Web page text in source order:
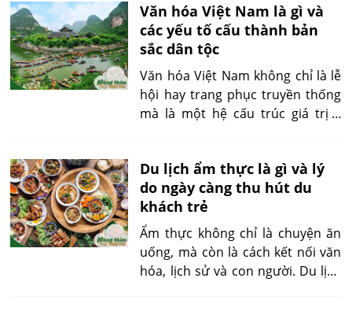
lẫn du lịch. Không chỉ là nơi trao
đổi nông sản, chợ nổi còn là
không gian gặp gỡ, giao lưu văn
hóa giữa cư dân địa phương và
du khách. Việc hiểu đúng chợ nổi
là gì sẽ giúp mỗi người trân trọng
hơn giá trị di sản văn hóa phi vật
Văn hóa Việt Nam là gì và
các yếu tố cấu thành bản
sắc dân tộc
Văn hóa Việt Nam không chỉ là lễ
hội hay trang phục truyền thống
mà là một hệ cấu trúc giá trị –
lịch sử. Bài viết này sẽ giải đáp
văn hóa Việt Nam là gì, phân tích
các yếu tố cấu thành, vai trò cùng
những hiểu lầm thường gặp, từ
đó giúp bạn nhìn nhận đúng và
sâu hơn về bản sắc dân tộc.
Du lịch ẩm thực là gì và lý
do ngày càng thu hút du
khách trẻ
Ẩm thực không chỉ là chuyện ăn
uống, mà còn là cách kết nối văn
hóa, lịch sử và con người. Du lịch